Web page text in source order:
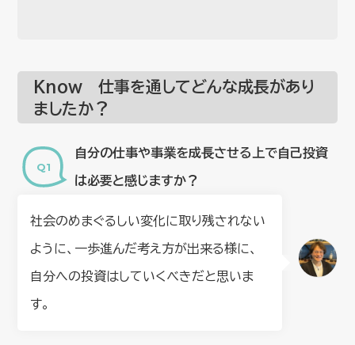
Know 仕事を通してどんな成長があり
ましたか？
⾃分の仕事や事業を成⻑させる上で⾃⼰投資
は必要と感じますか？
社会のめまぐるしい変化に取り残されない
ように、一歩進んだ考え方が出来る様に、
自分への投資はしていくべきだと思いま
す。